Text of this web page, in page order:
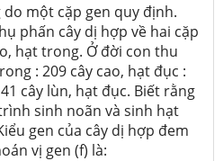
một cặp gen quy định.
phấn cây dị hợp về hai cặp
hạt trong. Ở đời con thu
: 209 cây cao, hạt đục :
cây lùn, hạt đục. Biết rằng
sinh noãn và sinh hạt
gen của cây dị hợp đem
vị gen (f) là: